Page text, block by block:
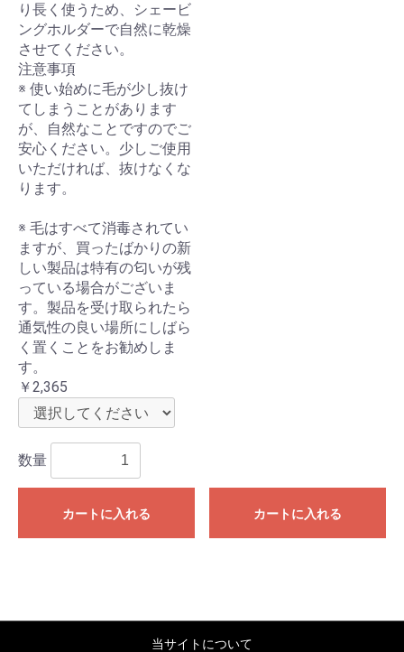
り長く使うため、シェービ
ングホルダーで自然に乾燥
させてください。
注意事項
※ 使い始めに毛が少し抜け
てしまうことがあります
が、自然なことですのでご
安心ください。少しご使用
いただければ、抜けなくな
ります。
※ 毛はすべて消毒されてい
ますが、買ったばかりの新
しい製品は特有の匂いが残
っている場合がございま
す。製品を受け取られたら
通気性の良い場所にしばら
く置くことをお勧めしま
す。
￥2,365
数量
カートに入れる カートに入れる
当サイトについて